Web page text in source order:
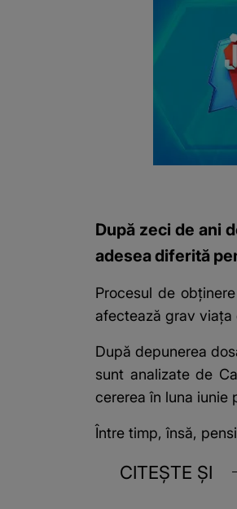
După zeci de ani
adesea diferită
Procesul de
afectează grav viața
După depunerea
sunt analizate de
cererea în luna iunie
Între timp, însă,
CITEȘTE ȘI